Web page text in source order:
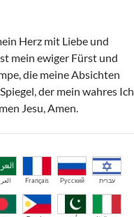
Herz mit Liebe und
mein ewiger Fürst und
die meine Absichten
der mein wahres Ich
Jesu, Amen.
Français Русский עברית